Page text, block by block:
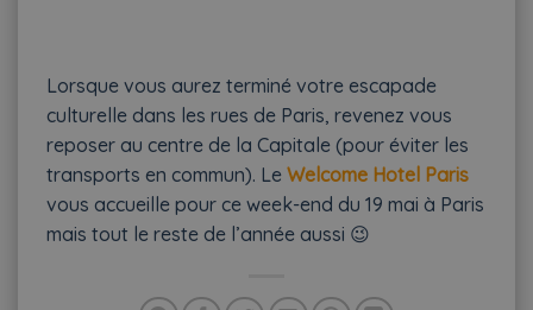
Lorsque vous aurez terminé votre escapade
culturelle dans les rues de Paris, revenez vous
reposer au centre de la Capitale (pour éviter les
transports en commun). Le Welcome Hotel Paris
vous accueille pour ce week-end du 19 mai à Paris
mais tout le reste de l’année aussi 😉